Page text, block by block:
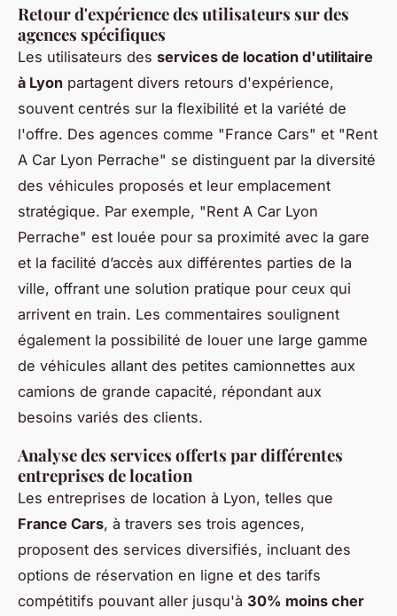
Retour d'expérience des utilisateurs sur des
agences spécifiques
Les utilisateurs des services de location d'utilitaire
à Lyon partagent divers retours d'expérience,
souvent centrés sur la flexibilité et la variété de
l'offre. Des agences comme "France Cars" et "Rent
A Car Lyon Perrache" se distinguent par la diversité
des véhicules proposés et leur emplacement
stratégique. Par exemple, "Rent A Car Lyon
Perrache" est louée pour sa proximité avec la gare
et la facilité d’accès aux différentes parties de la
ville, offrant une solution pratique pour ceux qui
arrivent en train. Les commentaires soulignent
également la possibilité de louer une large gamme
de véhicules allant des petites camionnettes aux
camions de grande capacité, répondant aux
besoins variés des clients.
Analyse des services offerts par différentes
entreprises de location
Les entreprises de location à Lyon, telles que
France Cars, à travers ses trois agences,
proposent des services diversifiés, incluant des
options de réservation en ligne et des tarifs
compétitifs pouvant aller jusqu'à 30% moins cher